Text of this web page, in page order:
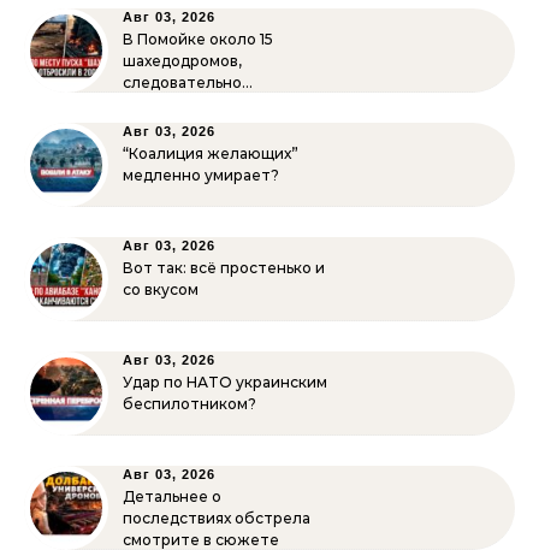
Авг 03, 2026
В Помойке около 15
шахедодромов,
следовательно…
Авг 03, 2026
“Коалиция желающих”
медленно умирает?
Авг 03, 2026
Вот так: всё простенько и
со вкусом
Авг 03, 2026
Удар по НАТО украинским
беспилотником?
Авг 03, 2026
Детальнее о
последствиях обстрела
смотрите в сюжете